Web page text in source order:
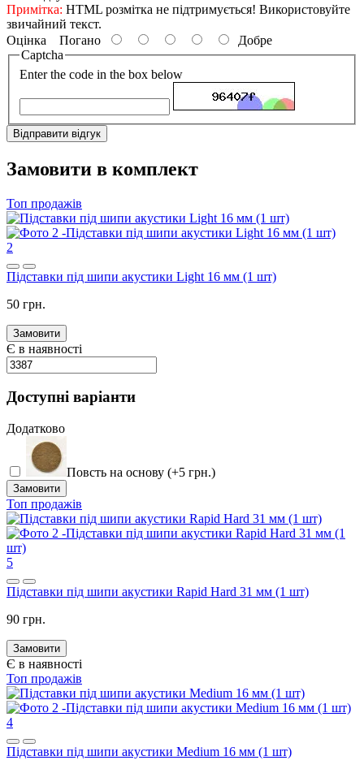
Примітка: HTML розмітка не підтримується! Використовуйте
звичайний текст.
Оцінка Погано
Добре
Captcha
Enter the code in the box below
Відправити відгук
Замовити в комплект
Топ продажів
2
Підставки під шипи акустики Light 16 мм (1 шт)
50 грн.
Замовити
Є в наявності
Доступні варіанти
Додатково
Повсть на основу (+5 грн.)
Замовити
Топ продажів
5
Підставки під шипи акустики Rapid Hard 31 мм (1 шт)
90 грн.
Замовити
Є в наявності
Топ продажів
4
Підставки під шипи акустики Medium 16 мм (1 шт)